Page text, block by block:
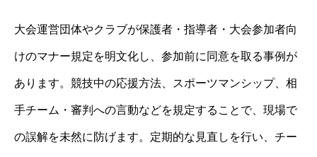
大会運営団体やクラブが保護者・指導者・大会参加者向
けのマナー規定を明文化し、参加前に同意を取る事例が
あります。競技中の応援方法、スポーツマンシップ、相
手チーム・審判への言動などを規定することで、現場で
の誤解を未然に防げます。定期的な見直しを行い、チー